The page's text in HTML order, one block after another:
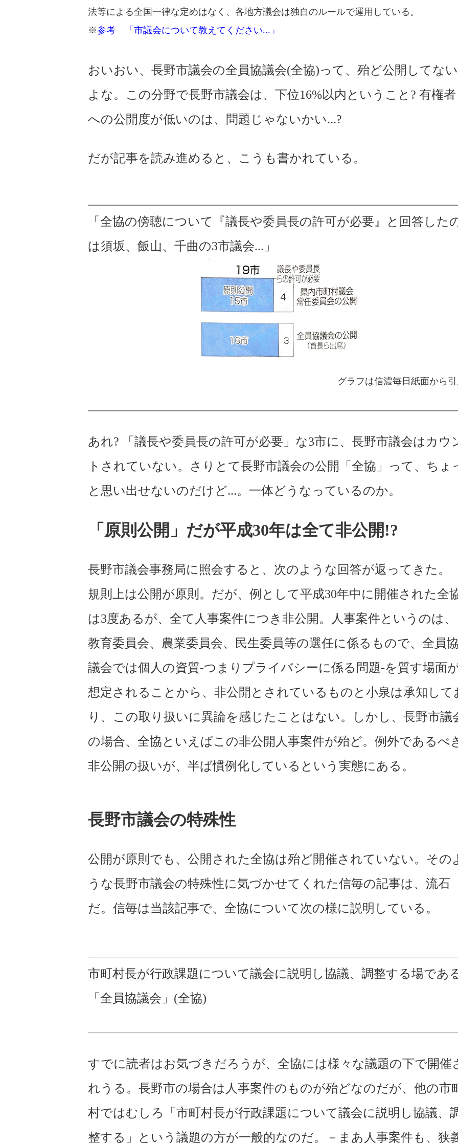
法等による全国一律な定めはなく、各地方議会は独自のルールで運用している。
※参考 「市議会について教えてください... 」
おいおい、長野市議会の全員協議会(全協)って、殆ど公開してない
よな。この分野で長野市議会は、下位16%以内ということ ? 有権者
への公開度が低いのは、問題じゃないかい...?
だが記事を読み進めると、こうも書かれている。
「全協の傍聴について『議長や委員長の許可が必要』と回答した
は須坂、飯山、千曲の3市議会... 」
グラフは信濃毎日紙面から
あれ? 「議長や委員長の許可が必要」な3市に、長野市議会はカウ
トされていない。さりとて長野市議会の公開「全協」って、ちょ
と思い出せないのだけど...。一体どうなっているのか。
「原則公開」だが平成30年は全て非公開!?
長野市議会事務局に照会すると、次のような回答が返ってきた。
規則上は公開が原則。だが、例として平成30年中に開催された全
は3度あるが、全て人事案件につき非公開。人事案件というのは、
教育委員会、農業委員会、民生委員等の選任に係るもので、全員
議会では個人の資質-つまりプライバシーに係る問題-を質す場面
想定されることから、非公開とされているものと小泉は承知して
り、この取り扱いに異論を感じたことはない。しかし、長野市議
の場合、全協といえばこの非公開人事案件が殆ど。例外であるべ
非公開の扱いが、半ば慣例化しているという実態にある。
長野市議会の特殊性
公開が原則でも、公開された全協は殆ど開催されていない。その
うな長野市議会の特殊性に気づかせてくれた信毎の記事は、流石
だ。信毎は当該記事で、全協について次の様に説明している。
市町村長が行政課題について議会に説明し協議、調整する場であ
「全員協議会」 (全協)
すでに読者はお気づきだろうが、全協には様々な議題の下で開催
れうる。長野市の場合は人事案件のものが殆どなのだが、他の市
村ではむしろ「市町村長が行政課題について議会に説明し協議、
整する」という議題の方が一般的なのだ。－まあ人事案件も、狭